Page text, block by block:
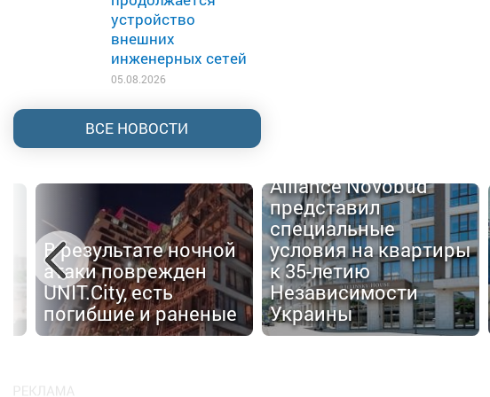
устройство
внешних
инженерных сетей
05.08.2026
ВСЕ НОВОСТИ
В результате ночной
атаки поврежден
UNIT.City, есть
погибшие и раненые
Alliance Novobud
представил
специальные
условия на квартиры
к 35-летию
Независимости
Украины